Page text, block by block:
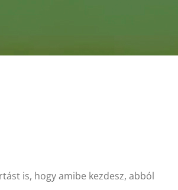
is, hogy amibe kezdesz, abból